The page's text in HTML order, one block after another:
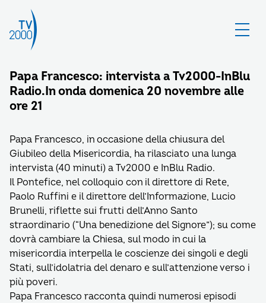
Papa Francesco: intervista a Tv2000-InBlu
Radio.In onda domenica 20 novembre alle
ore 21
Papa Francesco, in occasione della chiusura del
Giubileo della Misericordia, ha rilasciato una lunga
intervista (40 minuti) a Tv2000 e InBlu Radio.
Il Pontefice, nel colloquio con il direttore di Rete,
Paolo Ruffini e il direttore dell’Informazione, Lucio
Brunelli, riflette sui frutti dell’Anno Santo
straordinario (“Una benedizione del Signore”); su come
dovrà cambiare la Chiesa, sul modo in cui la
misericordia interpella le coscienze dei singoli e degli
Stati, sull’idolatria del denaro e sull’attenzione verso i
più poveri.
Papa Francesco racconta quindi numerosi episodi